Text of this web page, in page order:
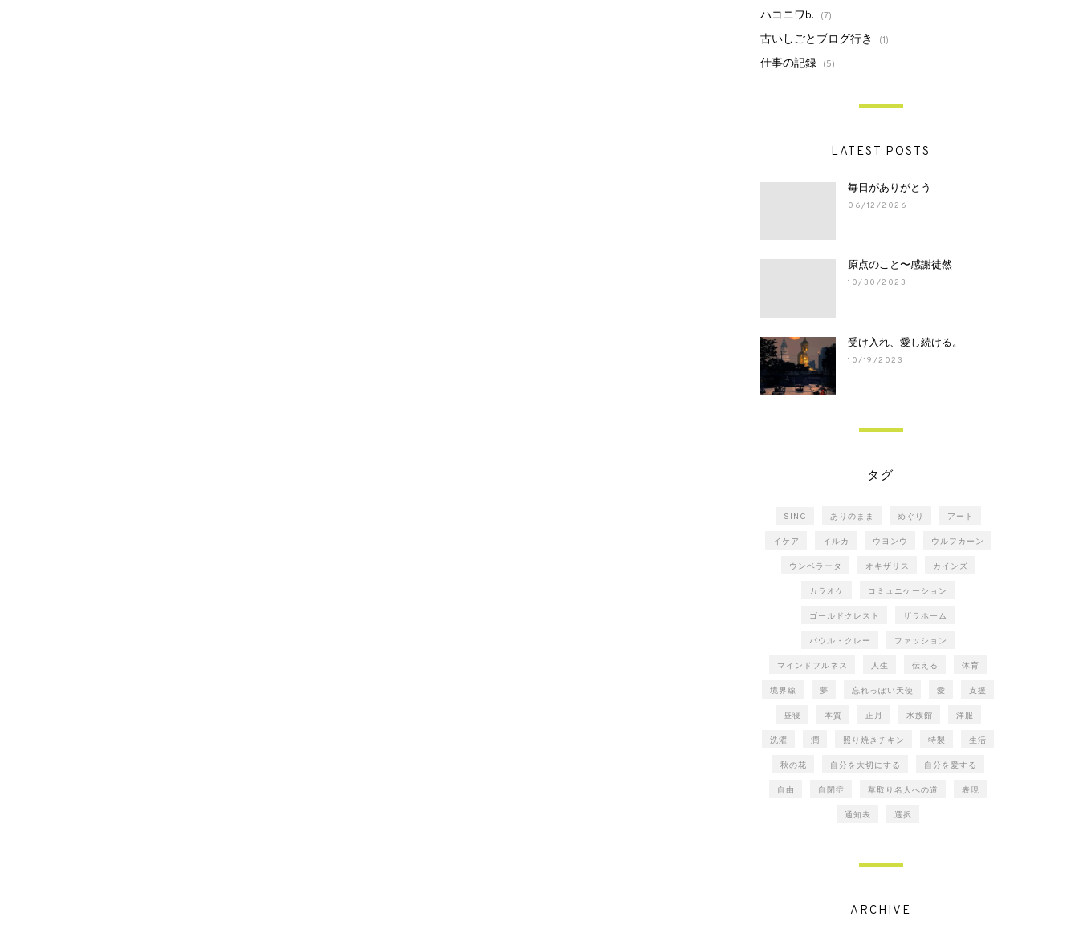
ハコニワb. (7)
古いしごとブログ行き (1)
仕事の記録 (5)
LATEST POSTS
毎日がありがとう
06/12/2026
原点のこと〜感謝徒然
10/30/2023
受け入れ、愛し続ける。
10/19/2023
タグ
SING ありのまま めぐり アート
イケア イルカ ウヨンウ ウルフカーン
ウンベラータ オキザリス カインズ
カラオケ コミュニケーション
ゴールドクレスト ザラホーム
パウル・クレー ファッション
マインドフルネス 人生 伝える 体育
境界線 夢 忘れっぽい天使 愛 支援
昼寝 本質 正月 水族館 洋服
洗濯 潤 照り焼きチキン 特製 生活
秋の花 自分を大切にする 自分を愛する
自由 自閉症 草取り名人への道 表現
通知表 選択
ARCHIVE